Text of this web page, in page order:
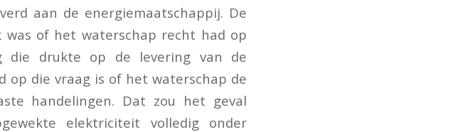
aan de energiemaatschappij. De
of het waterschap recht had op
die drukte op de levering van de
op die vraag is of het waterschap de
handelingen. Dat zou het geval
elektriciteit volledig onder